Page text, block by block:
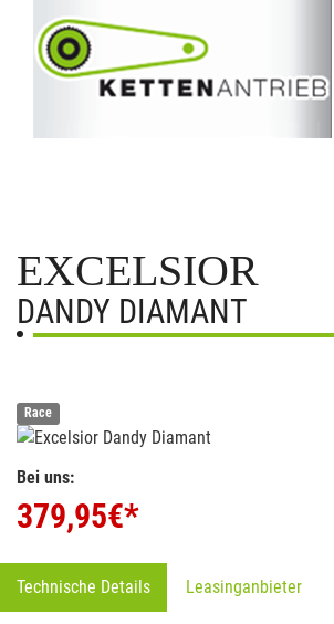
EXCELSIOR
DANDY DIAMANT
Race
Bei uns:
379,95€*
Technische Details Leasinganbieter